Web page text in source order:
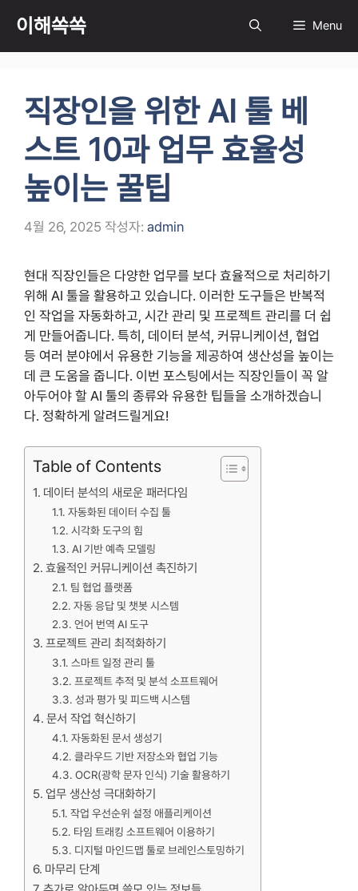
츠
이해쏙쏙 Menu
직장인을 위한 AI 툴 베
스트 10과 업무 효율성
높이는 꿀팁
4월 26, 2025 작성자: admin
현대 직장인들은 다양한 업무를 보다 효율적으로 처리하기
위해 AI 툴을 활용하고 있습니다. 이러한 도구들은 반복적
인 작업을 자동화하고, 시간 관리 및 프로젝트 관리를 더 쉽
게 만들어줍니다. 특히, 데이터 분석, 커뮤니케이션, 협업
등 여러 분야에서 유용한 기능을 제공하여 생산성을 높이는
데 큰 도움을 줍니다. 이번 포스팅에서는 직장인들이 꼭 알
아두어야 할 AI 툴의 종류와 유용한 팁들을 소개하겠습니
다. 정확하게 알려드릴게요!
Table of Contents
데이터 분석의 새로운 패러다임
자동화된 데이터 수집 툴
시각화 도구의 힘
AI 기반 예측 모델링
효율적인 커뮤니케이션 촉진하기
팀 협업 플랫폼
자동 응답 및 챗봇 시스템
언어 번역 AI 도구
프로젝트 관리 최적화하기
스마트 일정 관리 툴
프로젝트 추적 및 분석 소프트웨어
성과 평가 및 피드백 시스템
문서 작업 혁신하기
자동화된 문서 생성기
클라우드 기반 저장소와 협업 기능
OCR(광학 문자 인식) 기술 활용하기
업무 생산성 극대화하기
작업 우선순위 설정 애플리케이션
타임 트래킹 소프트웨어 이용하기
디지털 마인드맵 툴로 브레인스토밍하기
마무리 단계